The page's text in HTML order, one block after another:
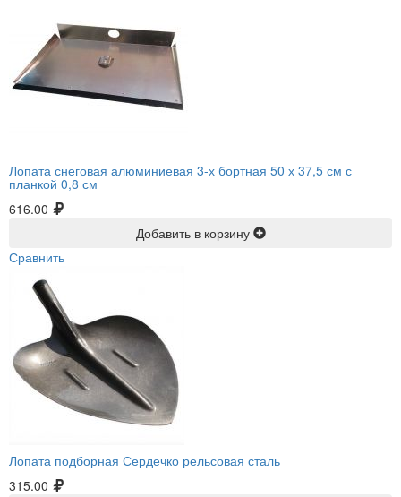
Лопата снеговая алюминиевая 3-х бортная 50 х 37,5 см с
планкой 0,8 см
616.00
Добавить в корзину
Сравнить
Лопата подборная Сердечко рельсовая сталь
315.00